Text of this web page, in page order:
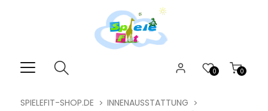
0
0
SPIELEFIT-SHOP.DE
INNENAUSSTATTUNG